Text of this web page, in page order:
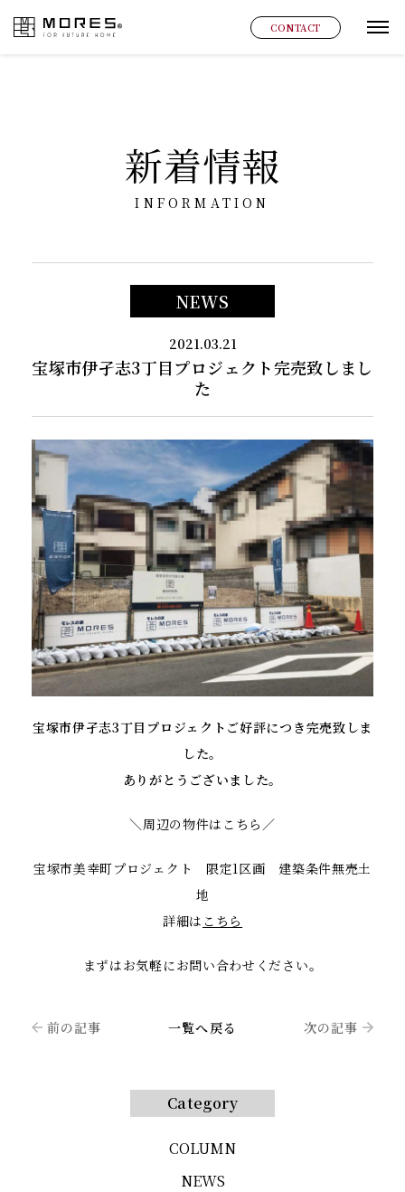
MORES CONTACT グ
新着情報
INFORMATION
NEWS
2021.03.21
宝塚市伊孑志3丁目プロジェクト完売致しまし
た
宝塚市伊孑志3丁目プロジェクトご好評につき完売致しま
した。
ありがとうございました。
＼周辺の物件はこちら／
宝塚市美幸町プロジェクト 限定1区画 建築条件無売土
地
詳細は こちら
まずはお気軽にお問い合わせください。
前の記事 一覧へ戻る 次の記事
Category
COLUMN
NEWS